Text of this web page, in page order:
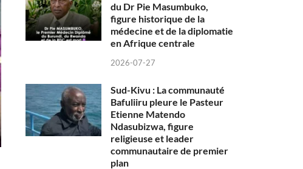
du Dr Pie Masumbuko,
figure historique de la
médecine et de la diplomatie
en Afrique centrale
2026-07-27
Sud-Kivu : La communauté
Bafuliiru pleure le Pasteur
Etienne Matendo
Ndasubizwa, figure
religieuse et leader
communautaire de premier
plan